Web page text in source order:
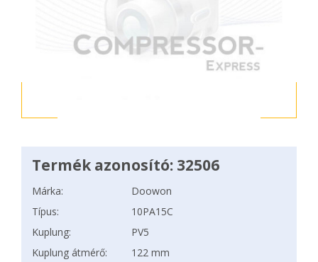
Termék azonosító: 32506
Márka:
Doowon
Típus:
10PA15C
Kuplung:
PV5
Kuplung átmérő:
122 mm